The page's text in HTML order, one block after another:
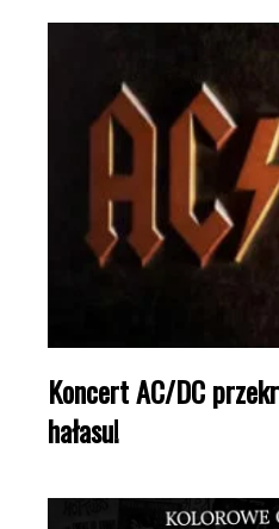
Koncert AC/DC
hałasu!